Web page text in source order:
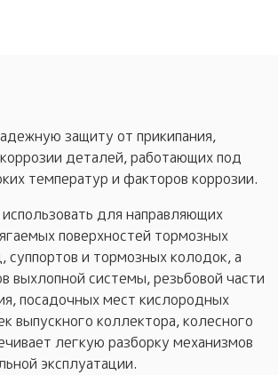
защиту от прикипания,
деталей, работающих под
температур и факторов коррозии.
для направляющих
поверхностей тормозных
суппортов и тормозных колодок, а
выхлопной системы, резьбовой части
посадочных мест кислородных
выпускного коллектора, колесного
легкую разборку механизмов
эксплуатации.